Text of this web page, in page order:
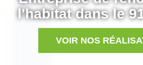
l'habitat dans le
VOIR NOS